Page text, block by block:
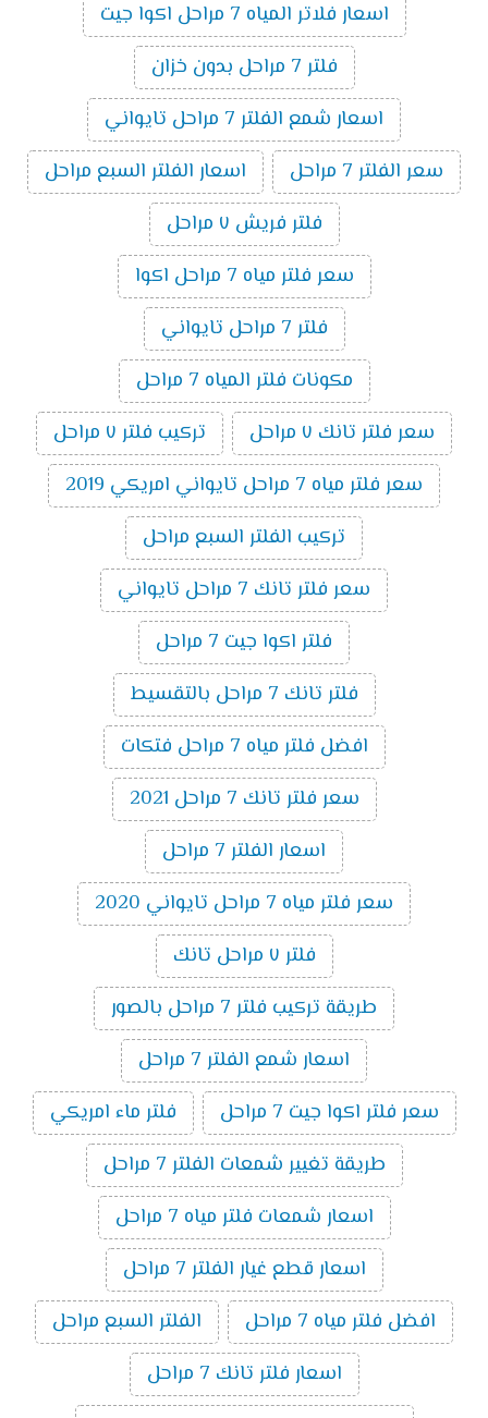
اسعار فلاتر المياه 7 مراحل اكوا جيت
فلتر 7 مراحل بدون خزان
اسعار شمع الفلتر 7 مراحل تايواني
سعر الفلتر 7 مراحل
اسعار الفلتر السبع مراحل
فلتر فريش ٧ مراحل
سعر فلتر مياه 7 مراحل اكوا
فلتر 7 مراحل تايواني
مكونات فلتر المياه 7 مراحل
سعر فلتر تانك ٧ مراحل
تركيب فلتر ٧ مراحل
سعر فلتر مياه 7 مراحل تايواني امريكي 2019
تركيب الفلتر السبع مراحل
سعر فلتر تانك 7 مراحل تايواني
فلتر اكوا جيت 7 مراحل
فلتر تانك 7 مراحل بالتقسيط
افضل فلتر مياه 7 مراحل فتكات
سعر فلتر تانك 7 مراحل 2021
اسعار الفلتر 7 مراحل
سعر فلتر مياه 7 مراحل تايواني 2020
فلتر ٧ مراحل تانك
طريقة تركيب فلتر 7 مراحل بالصور
اسعار شمع الفلتر 7 مراحل
سعر فلتر اكوا جيت 7 مراحل
فلتر ماء امريكي
طريقة تغيير شمعات الفلتر 7 مراحل
اسعار شمعات فلتر مياه 7 مراحل
اسعار قطع غيار الفلتر 7 مراحل
افضل فلتر مياه 7 مراحل
الفلتر السبع مراحل
اسعار فلتر تانك 7 مراحل